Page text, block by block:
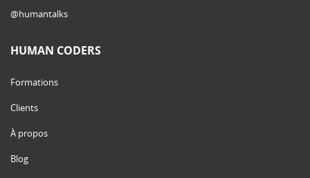
@humantalks
HUMAN CODERS
Formations
Clients
À propos
Blog